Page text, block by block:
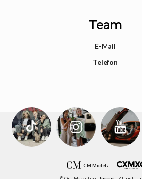
Team
E-Mail
Telefon
CM Models